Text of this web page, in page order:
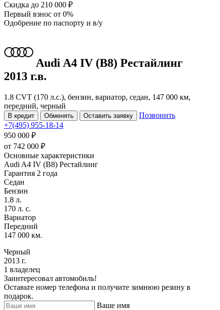
Скидка до 210 000 ₽
Первый взнос от 0%
Одобрение по паспорту и в/у
Audi A4 IV (B8) Рестайлинг
2013 г.в.
1.8 CVT (170 л.с.), бензин, вариатор, седан, 147 000 км,
передний, черный
В кредит Обменять Оставить заявку
Позвонить
+7(495) 955-18-14
950 000 ₽
от 742 000 ₽
Основные характеристики
Audi A4 IV (B8) Рестайлинг
Гарантия 2 года
Седан
Бензин
1.8 л.
170 л. с.
Вариатор
Передний
147 000 км.
Черный
2013 г.
1 владелец
Заинтересовал автомобиль!
Оставьте номер телефона и получите зимнюю резину в
подарок.
Ваше имя